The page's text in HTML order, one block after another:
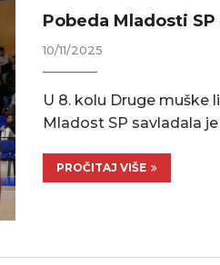
Pobeda Mladosti
10/11/2025
U 8. kolu Druge muške
Mladost SP savladala
PROČITAJ VIŠE